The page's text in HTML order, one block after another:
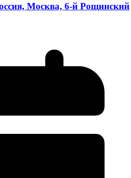
Москва, 6-й Рощинский